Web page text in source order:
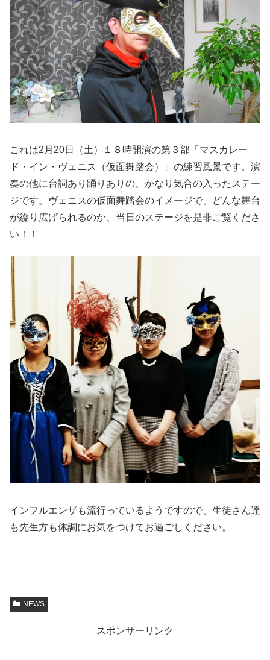
これは2月20日（土）１８時開演の第３部「マスカレー
ド・イン・ヴェニス（仮面舞踏会）」の練習風景です。演
奏の他に台詞あり踊りありの、かなり気合の入ったステー
ジです。ヴェニスの仮面舞踏会のイメージで、どんな舞台
が繰り広げられるのか、当日のステージを是非ご覧くださ
い！！
インフルエンザも流行っているようですので、生徒さん達
も先生方も体調にお気をつけてお過ごしください。
NEWS
スポンサーリンク